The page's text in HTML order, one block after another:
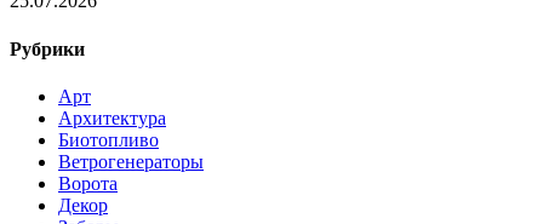
Рубрики
Арт
Архитектура
Биотопливо
Ветрогенераторы
Ворота
Декор